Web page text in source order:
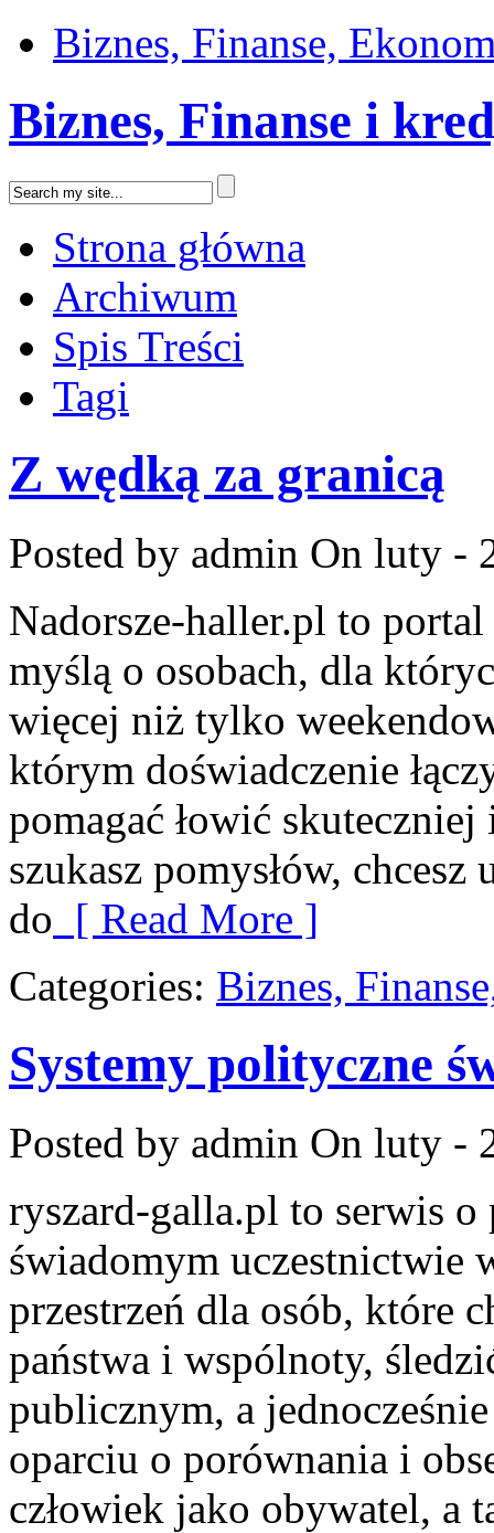
Biznes, Finanse,
Biznes, Finanse i
Strona główna
Archiwum
Spis Treści
Tagi
Z wędką za granicą
Posted by admin On luty -
Nadorsze-haller.pl to
myślą o osobach, dla
więcej niż tylko
którym doświadczenie
pomagać łowić
szukasz pomysłów,
do [ Read More ]
Categories: Biznes,
Systemy polityczne
Posted by admin On luty -
ryszard-galla.pl to serwis
świadomym uczestnictwie
przestrzeń dla osób, które
państwa i wspólnoty,
publicznym, a
oparciu o porównania i
człowiek jako obywatel, a